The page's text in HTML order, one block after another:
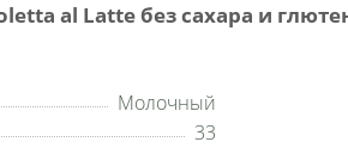
al Latte без сахара и
Молочный
33